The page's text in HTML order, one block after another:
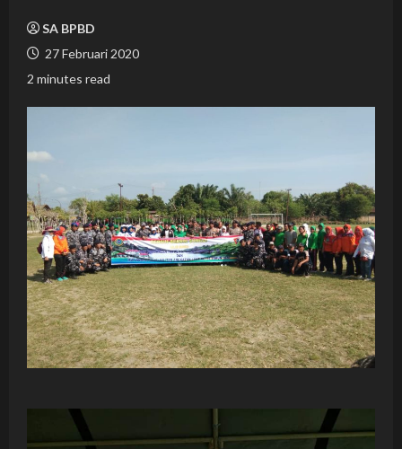
SA BPBD
27 Februari 2020
2 minutes read